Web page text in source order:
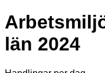
län 2024